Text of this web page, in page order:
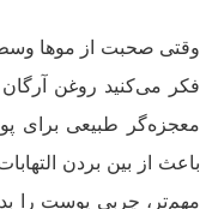
وقتی صحبت از موها وسط
فکر می‌کنید روغن
معجزه‌گر طبیعی برای
باعث از بین بردن
مهم‌تر، چربی پوست را